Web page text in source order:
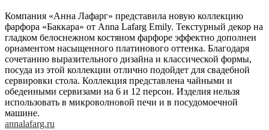
Компания «Анна Лафарг» представила новую коллекцию
фарфора «Баккара» от Anna Lafarg Emily. Текстурный декор на
гладком белоснежном костяном фарфоре эффектно дополнен
орнаментом насыщенного платинового оттенка. Благодаря
сочетанию выразительного дизайна и классической формы,
посуда из этой коллекции отлично подойдет для свадебной
сервировки стола. Коллекция представлена чайными и
обеденными сервизами на 6 и 12 персон. Изделия нельзя
использовать в микроволновой печи и в посудомоечной
машине.
annalafarg.ru